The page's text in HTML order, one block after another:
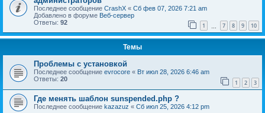
Последнее сообщение CrashX « Сб фев 07, 2026 7:21 am
Добавлено в форуме Веб-сервер
Ответы: 92 1 7 8 9 10
Темы
Проблемы с установкой
Последнее сообщение evrocore « Вт июл 28, 2026 6:46 am
Ответы: 20 1 2 3
Где менять шаблон sunspended.php ?
Последнее сообщение kazazuz « Сб июл 25, 2026 4:12 pm